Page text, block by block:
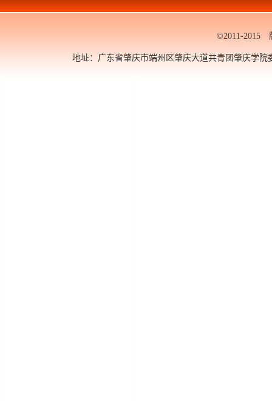
©2011-2015
地址：广东省肇庆市端州区肇庆大道共青团肇庆学